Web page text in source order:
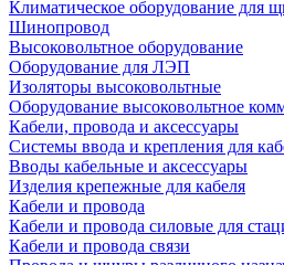
Климатическое оборудование для
Шинопровод
Высоковольтное оборудование
Оборудование для ЛЭП
Изоляторы высоковольтные
Оборудование высоковольтное
Кабели, провода и аксессуары
Системы ввода и крепления для
Вводы кабельные и аксессуары
Изделия крепежные для кабеля
Кабели и провода
Кабели и провода силовые для
Кабели и провода связи